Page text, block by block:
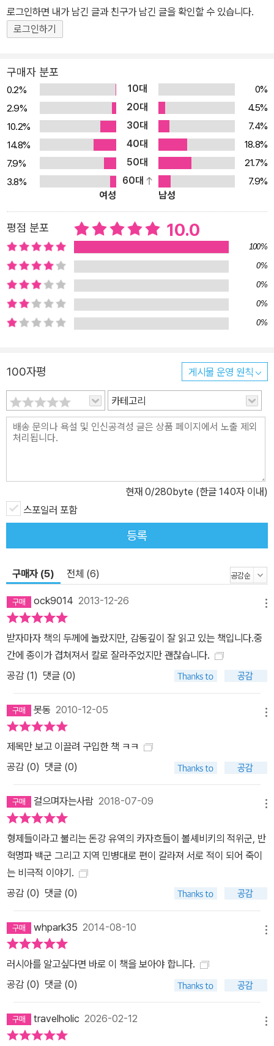
로그인하면 내가 남긴 글과 친구가 남긴 글을 확인할 수 있습니다.
로그인하기
구매자 분포
0.2% 10대
0%
2.9%
20대
4.5%
10.2%
30대
7.4%
14.8%
40대
18.8%
7.9%
50대
21.7%
3.8%
60대
7.9%
여성
남성
평점 분포 10.0
100%
0%
0%
0%
0%
100자평 게시물 운영 원칙
카테고리
현재 0/280byte (한글 140자 이내)
스포일러 포함
등록
구매자 (5) 전체 (6)
ock9014 2013-12-26
받자마자 책의 두께에 놀랐지만, 감동깊이 잘 읽고 있는 책입니다.중
간에 종이가 겹쳐져서 칼로 잘라주었지만 괜찮습니다.
공감 (1) 댓글 (0)
못동 2010-12-05
제목만 보고 이끌려 구입한 책 ㅋㅋ
공감 (0) 댓글 (0)
걸으며자는사람 2018-07-09
형제들이라고 불리는 돈강 유역의 카자흐들이 볼셰비키의 적위군, 반
혁명파 백군 그리고 지역 민병대로 편이 갈라져 서로 적이 되어 죽이
는 비극적 이야기.
공감 (0) 댓글 (0)
whpark35 2014-08-10
러시아를 알고싶다면 바로 이 책을 보아야 합니다.
공감 (0) 댓글 (0)
travelholic 2026-02-12